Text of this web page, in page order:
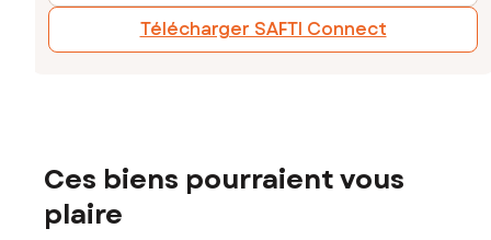
Télécharger SAFTI Connect
Ces biens pourraient vous
plaire